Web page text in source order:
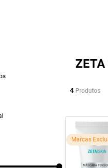
ZETA
4 Produtos
Marcas